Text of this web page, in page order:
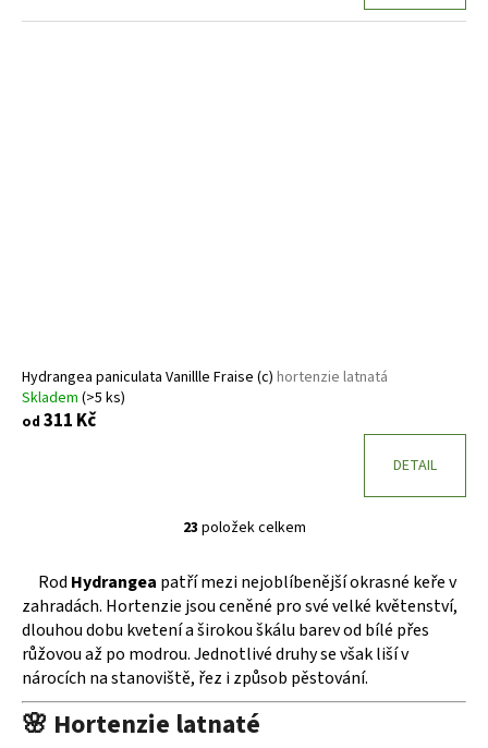
Hydrangea paniculata Vanillle Fraise (c) hortenzie latnatá
Skladem (>5 ks)
od 311 Kč
DETAIL
O
l
á
d
a
c
í
p
23 položek celkem
Rod Hydrangea patří mezi nejoblíbenější okrasné keře v
zahradách. Hortenzie jsou ceněné pro své velké květenství,
dlouhou dobu kvetení a širokou škálu barev od bílé přes
růžovou až po modrou. Jednotlivé druhy se však liší v
nárocích na stanoviště, řez i způsob pěstování.
🌸 Hortenzie latnaté